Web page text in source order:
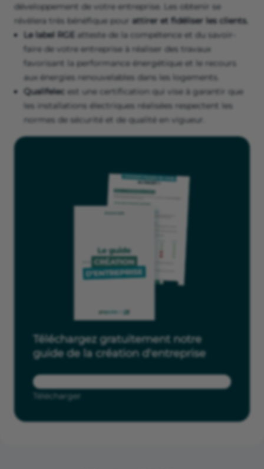
développement de votre entreprise. Les obtenir se
révèlera très bénéfique pour attirer et fidéliser les clients.
Le label RGE atteste de la compétence et du savoir-
faire de votre entreprise à réaliser des travaux
favorisant la performance énergétique et le recours
aux énergies renouvelables dans les logements.
Qualifelec est une certification qui vise à garantir que
les installations électriques réalisées respectent les
normes de sécurité et de qualité en vigueur.
Téléchargez gratuitement notre
guide de la création d'entreprise
Télécharger